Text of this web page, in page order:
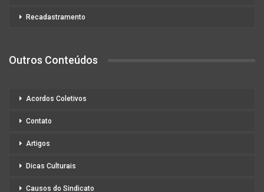
Recadastramento
Outros Conteúdos
Acordos Coletivos
Contato
Artigos
Dicas Culturais
Causos do Sindicato